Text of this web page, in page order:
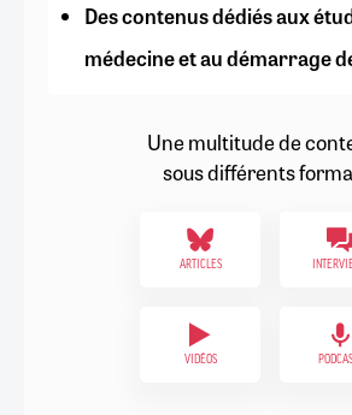
Des contenus dédiés aux
médecine et au démarrage
Une multitude de
sous différents
ARTICLES
VIDÉOS